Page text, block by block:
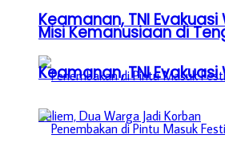
Keamanan, TNI
Misi Kemanusiaan di
Keamanan, TNI